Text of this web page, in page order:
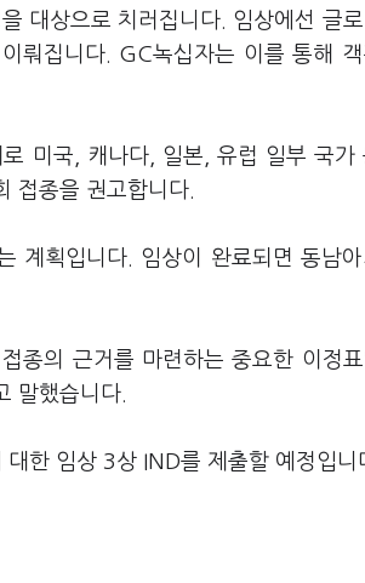
대상으로 치러집니다. 임상에선 글로
뤄집니다. GC녹십자는 이를 통해
미국, 캐나다, 일본, 유럽 일부 국가
접종을 권고합니다.
계획입니다. 임상이 완료되면 동남
종의 근거를 마련하는 중요한 이정
말했습니다.
한 임상 3상 IND를 제출할 예정입니